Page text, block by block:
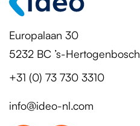
Europalaan 30
5232 BC ’s-Hertogenbosch
+31 (0) 73 730 3310
info@ideo-nl.com